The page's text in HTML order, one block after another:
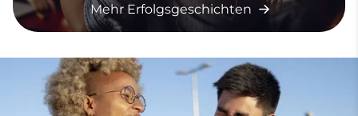
Mehr Erfolgsgeschichten